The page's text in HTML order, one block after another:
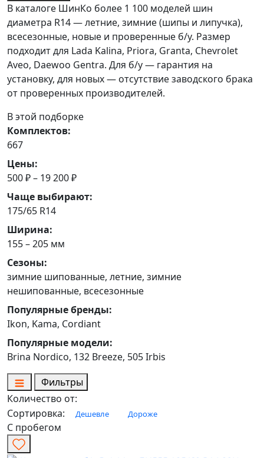
В каталоге ШинКо более 1 100 моделей шин
диаметра R14 — летние, зимние (шипы и липучка),
всесезонные, новые и проверенные б/у. Размер
подходит для Lada Kalina, Priora, Granta, Chevrolet
Aveo, Daewoo Gentra. Для б/у — гарантия на
установку, для новых — отсутствие заводского брака
от проверенных производителей.
В этой подборке
Комплектов:
667
Цены:
500 ₽ – 19 200 ₽
Чаще выбирают:
175/65 R14
Ширина:
155 – 205 мм
Сезоны:
зимние шипованные, летние, зимние
нешипованные, всесезонные
Популярные бренды:
Ikon, Kama, Cordiant
Популярные модели:
Brina Nordico, 132 Breeze, 505 Irbis
Фильтры
Количество от:
Сортировка:
Дешевле Дороже
С пробегом